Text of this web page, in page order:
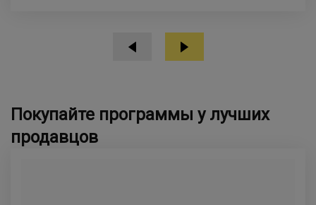
Покупайте программы у лучших
продавцов